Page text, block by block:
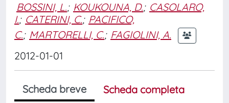
BOSSINI, L.; KOUKOUNA, D.; CASOLARO,
I.; CATERINI, C.; PACIFICO,
C.; MARTORELLI, C.; FAGIOLINI, A.
2012-01-01
Scheda breve
Scheda completa